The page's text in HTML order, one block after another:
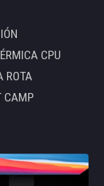
CPU
ROTA
CAMP